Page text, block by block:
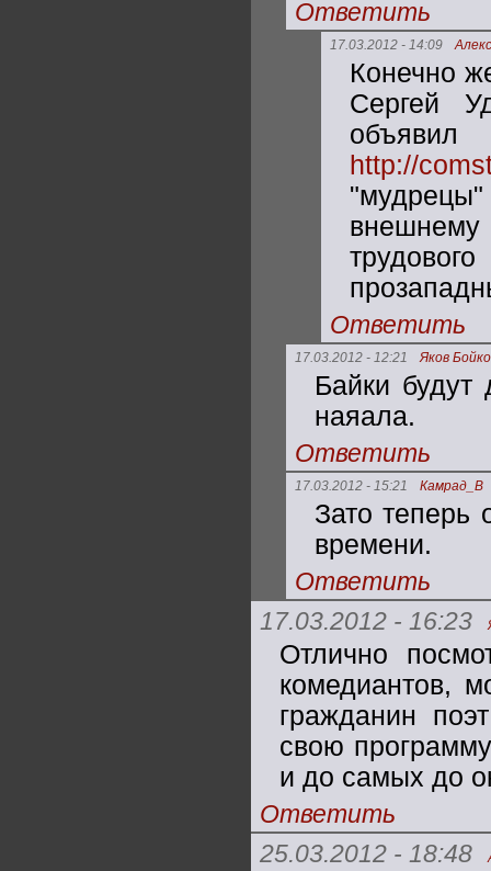
Ответить
17.03.2012 - 14:09
Конечно
Сергей
http://
Ответить
17.03.2012 - 12:21 Яков
Байки
наяала.
Ответить
17.03.2012 - 15:21 Камрад_В
Зато теперь
времени.
Ответить
17.03.2012 - 16:23
Отлично
комедиантов,
гражданин
свою
и до самых до
Ответить
25.03.2012 - 18:48